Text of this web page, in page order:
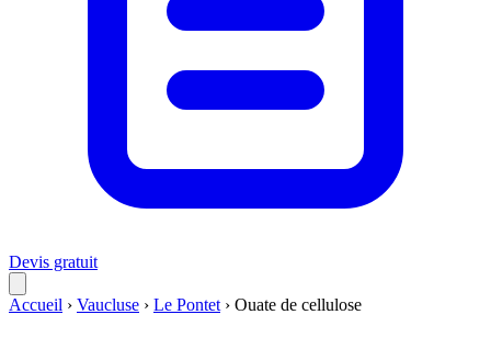
Devis gratuit
Accueil › Vaucluse › Le Pontet › Ouate de cellulose